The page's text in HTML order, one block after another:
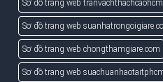
Sơ đồ trang web
Sơ đồ trang web
Sơ đồ trang web chongthamgiare.com
Sơ đồ trang web